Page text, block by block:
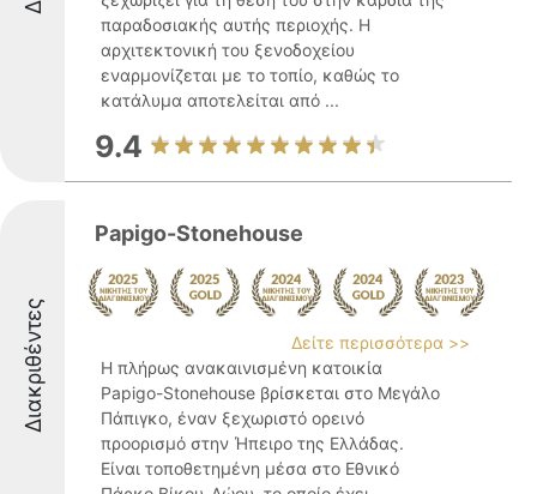
παραδοσιακής αυτής περιοχής. Η
αρχιτεκτονική του ξενοδοχείου
εναρμονίζεται με το τοπίο, καθώς το
κατάλυμα αποτελείται από ...
9.4
Διακριθέντες
Papigo-Stonehouse
Δείτε περισσότερα >>
Η πλήρως ανακαινισμένη κατοικία
Papigo-Stonehouse βρίσκεται στο Μεγάλο
Πάπιγκο, έναν ξεχωριστό ορεινό
προορισμό στην Ήπειρο της Ελλάδας.
Είναι τοποθετημένη μέσα στο Εθνικό